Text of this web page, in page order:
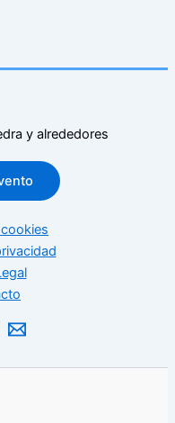
y alrededores